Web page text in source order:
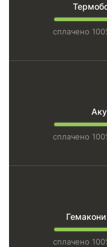
сплачено
сплачено
сплачено